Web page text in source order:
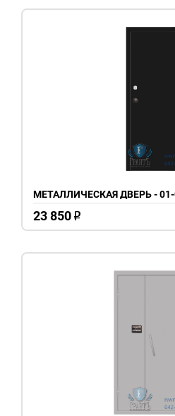
МЕТАЛЛИЧЕСКАЯ ДВЕРЬ - 01-
23 850 o